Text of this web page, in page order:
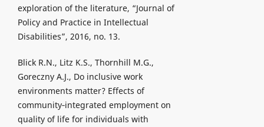
exploration of the literature, “Journal of
Policy and Practice in Intellectual
Disabilities”, 2016, no. 13.
Blick R.N., Litz K.S., Thornhill M.G.,
Goreczny A.J., Do inclusive work
environments matter? Effects of
community‐integrated employment on
quality of life for individuals with